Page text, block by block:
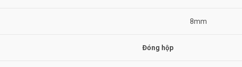
8mm
Đóng hộp